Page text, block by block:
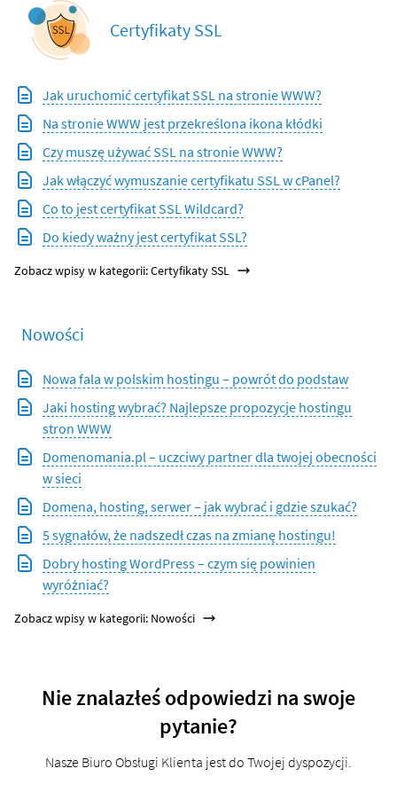
Certyfikaty SSL
Jak uruchomić certyfikat SSL na stronie WWW?
Na stronie WWW jest przekreślona ikona kłódki
Czy muszę używać SSL na stronie WWW?
Jak włączyć wymuszanie certyfikatu SSL w cPanel?
Co to jest certyfikat SSL Wildcard?
Do kiedy ważny jest certyfikat SSL?
Zobacz wpisy w kategorii: Certyfikaty SSL
Nowości
Nowa fala w polskim hostingu – powrót do podstaw
Jaki hosting wybrać? Najlepsze propozycje hostingu
stron WWW
Domenomania.pl – uczciwy partner dla twojej obecności
w sieci
Domena, hosting, serwer – jak wybrać i gdzie szukać?
5 sygnałów, że nadszedł czas na zmianę hostingu!
Dobry hosting WordPress – czym się powinien
wyróżniać?
Zobacz wpisy w kategorii: Nowości
Nie znalazłeś odpowiedzi na swoje
pytanie?
Nasze Biuro Obsługi Klienta jest do Twojej dyspozycji.